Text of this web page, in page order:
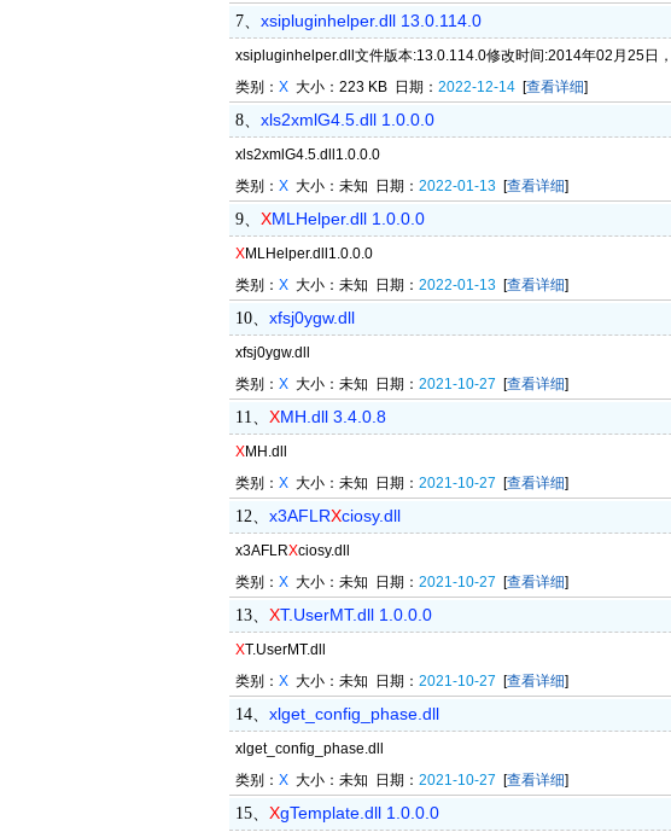
7、 xsipluginhelper.dll 13.0.114.0
xsipluginhelper.dll文件版本:13.0.114.0修改时间:2014年02月25
类别： X大小：223 KB 日期： 2022-12-14[查看详细]
8、 xls2xmlG4.5.dll 1.0.0.0
xls2xmlG4.5.dll1.0.0.0
类别： X大小：未知 日期： 2022-01-13[查看详细]
9、 XMLHelper.dll 1.0.0.0
XMLHelper.dll1.0.0.0
类别： X大小：未知 日期： 2022-01-13[查看详细]
10、 xfsj0ygw.dll
xfsj0ygw.dll
类别： X大小：未知 日期： 2021-10-27 [查看详细]
11、 XMH.dll 3.4.0.8
XMH.dll
类别： X大小：未知 日期： 2021-10-27 [查看详细]
12、 x3AFLRXciosy.dll
x3AFLRXciosy.dll
类别： X大小：未知 日期： 2021-10-27 [查看详细]
13、 XT.UserMT.dll 1.0.0.0
XT.UserMT.dll
类别： X大小：未知 日期： 2021-10-27 [查看详细]
14、 xlget_config_phase.dll
xlget_config_phase.dll
类别： X大小：未知 日期： 2021-10-27 [查看详细]
15、 XgTemplate.dll 1.0.0.0